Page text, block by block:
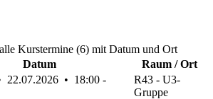
Kurstermine (6) mit Datum und Ort
Datum
Raum / Ort
22.07.2026 • 18:00 -
R43 - U3-
Gruppe